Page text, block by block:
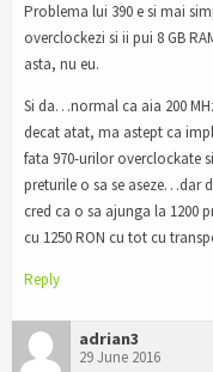
Problema lui 390 e si mai
overclockezi si ii pui 8 GB
asta, nu eu.
Si da…normal ca aia 200
decat atat, ma astept ca
fata 970-urilor overclockate
preturile o sa se aseze…dar
cred ca o sa ajunga la 1200
cu 1250 RON cu tot cu
Reply
adrian3
29 June 2016